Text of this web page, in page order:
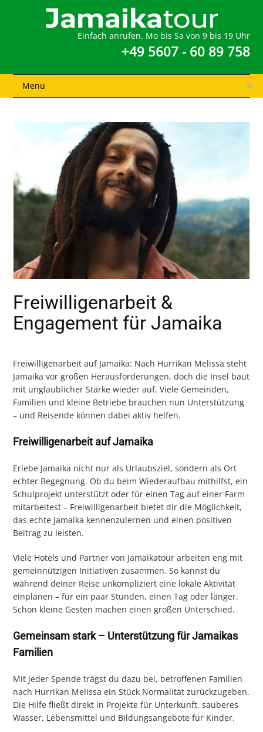
Einfach anrufen. Mo bis Sa von 9 bis 19 Uhr
+49 5607 - 60 89 758
Menu
Freiwilligenarbeit &
Engagement für Jamaika
Freiwilligenarbeit auf Jamaika: Nach Hurrikan Melissa steht
Jamaika vor großen Herausforderungen, doch die Insel baut
mit unglaublicher Stärke wieder auf. Viele Gemeinden,
Familien und kleine Betriebe brauchen nun Unterstützung
– und Reisende können dabei aktiv helfen.
Freiwilligenarbeit auf Jamaika
Erlebe Jamaika nicht nur als Urlaubsziel, sondern als Ort
echter Begegnung. Ob du beim Wiederaufbau mithilfst, ein
Schulprojekt unterstützt oder für einen Tag auf einer Farm
mitarbeitest – Freiwilligenarbeit bietet dir die Möglichkeit,
das echte Jamaika kennenzulernen und einen positiven
Beitrag zu leisten.
Viele Hotels und Partner von Jamaikatour arbeiten eng mit
gemeinnützigen Initiativen zusammen. So kannst du
während deiner Reise unkompliziert eine lokale Aktivität
einplanen – für ein paar Stunden, einen Tag oder länger.
Schon kleine Gesten machen einen großen Unterschied.
Gemeinsam stark – Unterstützung für Jamaikas
Familien
Mit jeder Spende trägst du dazu bei, betroffenen Familien
nach Hurrikan Melissa ein Stück Normalität zurückzugeben.
Die Hilfe fließt direkt in Projekte für Unterkunft, sauberes
Wasser, Lebensmittel und Bildungsangebote für Kinder.